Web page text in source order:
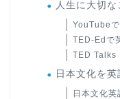
人生に大切
YouTube
TED-Edで
TED Talks
日本文化を英
日本文化英